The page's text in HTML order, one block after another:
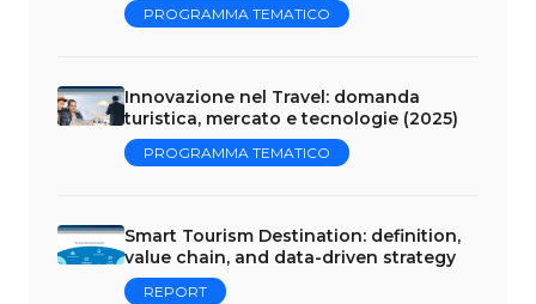
PROGRAMMA TEMATICO
Innovazione nel Travel: domanda
turistica, mercato e tecnologie (2025)
PROGRAMMA TEMATICO
Smart Tourism Destination: definition,
value chain, and data-driven strategy
REPORT